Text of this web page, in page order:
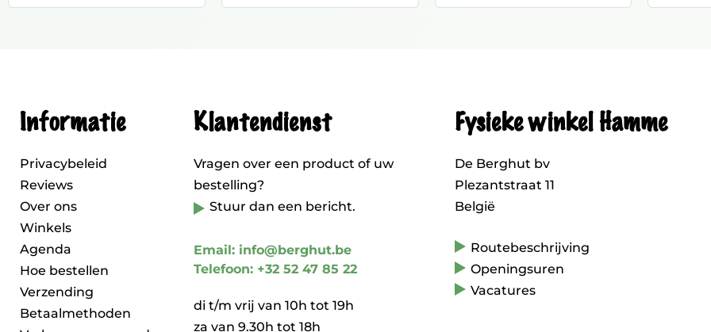
Informatie
Privacybeleid
Reviews
Over ons
Winkels
Agenda
Hoe bestellen
Verzending
Betaalmethoden
Klantendienst
Vragen over een product of uw
bestelling?
Stuur dan een bericht.
Email: info@berghut.be
Telefoon: +32 52 47 85 22
di t/m vrij van 10h tot 19h
za van 9.30h tot 18h
Fysieke winkel Hamme
De Berghut bv
Plezantstraat 11
België
Routebeschrijving
Openingsuren
Vacatures